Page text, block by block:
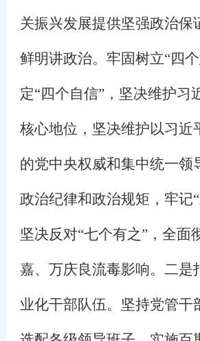
关振兴发展提供坚强政治保
鲜明讲政治。牢固树立“四
定“四个自信”，坚决维护习
核心地位，坚决维护以习近
的党中央权威和集中统一领
政治纪律和政治规矩，牢记“
坚决反对“七个有之”，全面
嘉、万庆良流毒影响。二是
业化干部队伍。坚持党管干